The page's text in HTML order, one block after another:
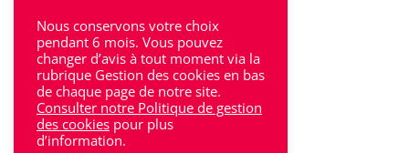
Bron
Lyon
Lyon 6
Villeurbanne
Nous conservons votre choix
pendant 6 mois. Vous pouvez
changer d’avis à tout moment via la
rubrique Gestion des cookies en bas
de chaque page de notre site.
Consulter notre Politique de gestion
des cookies pour plus
d’information.